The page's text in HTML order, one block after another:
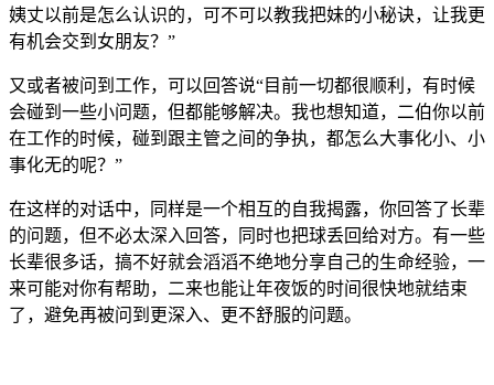
姨丈以前是怎么认识的，可不可以教我把妹的小秘诀，让我更
有机会交到女朋友？”
又或者被问到工作，可以回答说“目前一切都很顺利，有时候
会碰到一些小问题，但都能够解决。我也想知道，二伯你以前
在工作的时候，碰到跟主管之间的争执，都怎么大事化小、小
事化无的呢？”
在这样的对话中，同样是一个相互的自我揭露，你回答了长辈
的问题，但不必太深入回答，同时也把球丢回给对方。有一些
长辈很多话，搞不好就会滔滔不绝地分享自己的生命经验，一
来可能对你有帮助，二来也能让年夜饭的时间很快地就结束
了，避免再被问到更深入、更不舒服的问题。